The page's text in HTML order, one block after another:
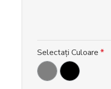
Selectați Culoare